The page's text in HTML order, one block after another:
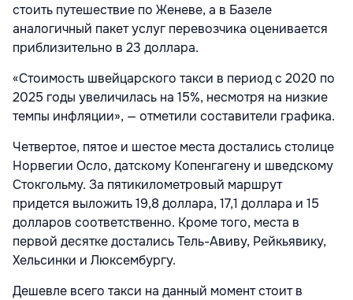
стоить путешествие по Женеве, а в Базеле
аналогичный пакет услуг перевозчика оценивается
приблизительно в 23 доллара.
«Стоимость швейцарского такси в период с 2020 по
2025 годы увеличилась на 15%, несмотря на низкие
темпы инфляции», — отметили составители графика.
Четвертое, пятое и шестое места достались столице
Норвегии Осло, датскому Копенгагену и шведскому
Стокгольму. За пятикилометровый маршрут
придется выложить 19,8 доллара, 17,1 доллара и 15
долларов соответственно. Кроме того, места в
первой десятке достались Тель-Авиву, Рейкьявику,
Хельсинки и Люксембургу.
Дешевле всего такси на данный момент стоит в